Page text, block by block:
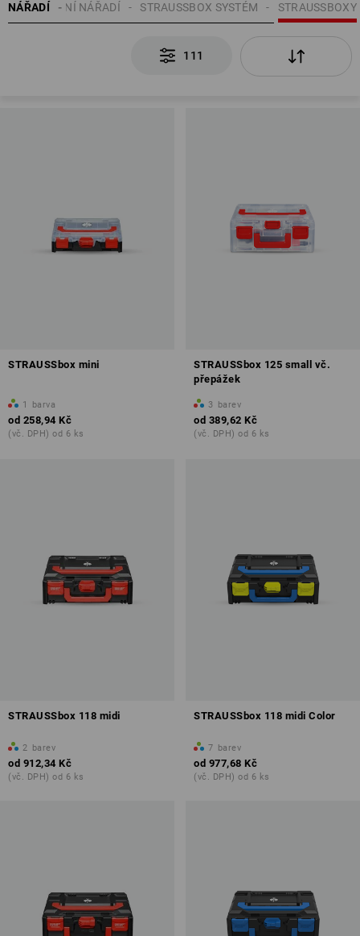
NÁŘADÍ STRAUSSBOXY
STRAUSSBOX SYSTÉM
RUČNÍ NÁŘADÍ
111
STRAUSSbox mini
1 barva
od 258,94 Kč
(vč. DPH) od 6 ks
STRAUSSbox 125 small vč.
přepážek
3 barev
od 389,62 Kč
(vč. DPH) od 6 ks
STRAUSSbox 118 midi
2 barev
od 912,34 Kč
(vč. DPH) od 6 ks
STRAUSSbox 118 midi Color
7 barev
od 977,68 Kč
(vč. DPH) od 6 ks